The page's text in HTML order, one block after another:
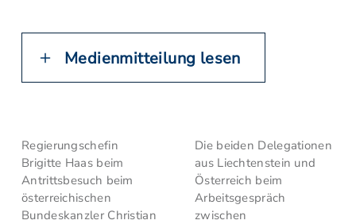
Medienmitteilung lesen
Regierungschefin
Brigitte Haas beim
Antrittsbesuch beim
österreichischen
Bundeskanzler Christian
Die beiden Delegationen
aus Liechtenstein und
Österreich beim
Arbeitsgespräch
zwischen